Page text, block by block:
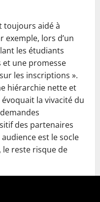
toujours aidé à
exemple, lors d’un
les étudiants
et une promesse
les inscriptions ».
hiérarchie nette et
la vivacité du
des partenaires
est le socle
le reste risque de